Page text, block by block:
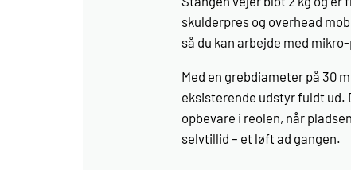
skulderpres og overhead
så du kan arbejde med
Med en grebdiameter på 30
eksisterende udstyr fuldt
opbevare i reolen, når
selvtillid – et løft ad gangen.